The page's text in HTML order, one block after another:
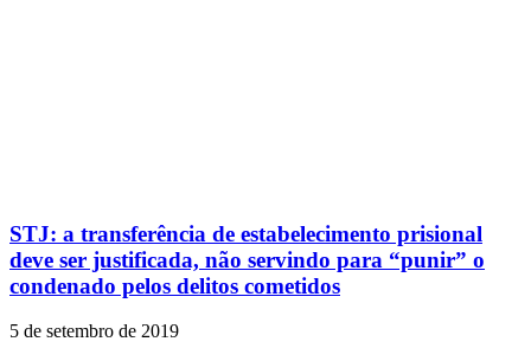
STJ: a transferência de estabelecimento prisional
deve ser justificada, não servindo para “punir” o
condenado pelos delitos cometidos
5 de setembro de 2019